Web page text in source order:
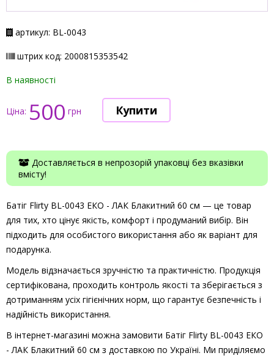
артикул: BL-0043
штрих код: 2000815353542
В наявності
Ціна: 500 грн
Доставляється в непрозорій упаковці без вказівки
вмісту!
Батіг Flirty BL-0043 ЕКО - ЛАК Блакитний 60 см — це товар
для тих, хто цінує якість, комфорт і продуманий вибір. Він
підходить для особистого використання або як варіант для
подарунка.
Модель відзначається зручністю та практичністю. Продукція
сертифікована, проходить контроль якості та зберігається з
дотриманням усіх гігієнічних норм, що гарантує безпечність і
надійність використання.
В інтернет-магазині можна замовити Батіг Flirty BL-0043 ЕКО
- ЛАК Блакитний 60 см з доставкою по Україні. Ми приділяємо